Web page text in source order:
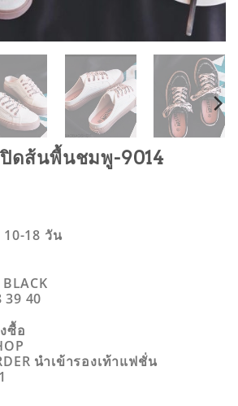
ปิดส้นพื้นชมพู-9014
10-18 วัน
39 40
ซื้อ
นำเข้ารองเท้าแฟชั่น